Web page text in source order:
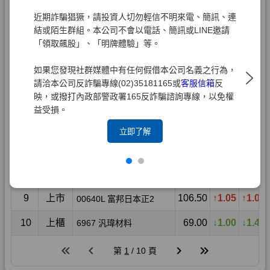
近期詐騙猖獗，請投資人切勿輕信不明來電、簡訊、連
結或陌生群組。本公司不會以電話、簡訊或LINE邀請
「領取飆股」、「明牌體驗」等。
如果您發現社群媒體中有任何假借本公司名義之行為，
請洽本公司反詐騙專線(02)35181165或客服信箱反
映，或撥打內政部警政署165反詐騙諮詢專線，以免權
益受損。
立即了解